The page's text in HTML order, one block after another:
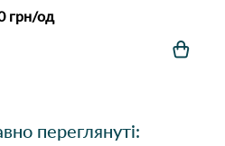
грн/од
переглянуті: